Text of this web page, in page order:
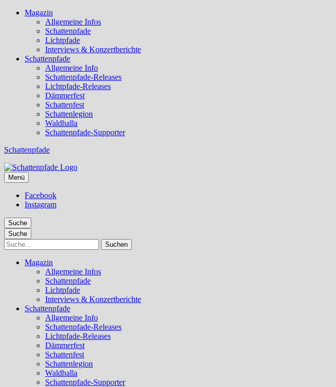
Magazin
Allgemeine Infos
Schattenpfade
Lichtpfade
Interviews & Konzertberichte
Schattenpfade
Allgemeine Info
Schattenpfade-Releases
Lichtpfade-Releases
Dämmerfest
Schattenfest
Schattenlegion
Waldhalla
Schattenpfade-Supporter
Schattenpfade
Menü
Facebook
Instagram
Suche
Suche
Suche
Magazin
Allgemeine Infos
Schattenpfade
Lichtpfade
Interviews & Konzertberichte
Schattenpfade
Allgemeine Info
Schattenpfade-Releases
Lichtpfade-Releases
Dämmerfest
Schattenfest
Schattenlegion
Waldhalla
Schattenpfade-Supporter